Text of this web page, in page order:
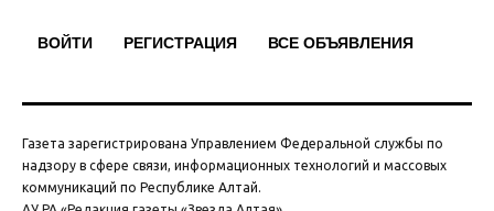
ВОЙТИ РЕГИСТРАЦИЯ ВСЕ ОБЪЯВЛЕНИЯ
Газета зарегистрирована Управлением Федеральной службы по
надзору в сфере связи, информационных технологий и массовых
коммуникаций по Республике Алтай.